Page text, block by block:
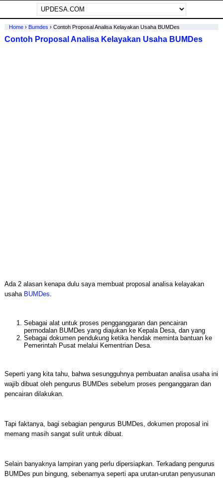
Home› Bumdes › Contoh Proposal Analisa Kelayakan Usaha BUMDes
Contoh Proposal Analisa Kelayakan Usaha BUMDes
Ada 2 alasan kenapa dulu saya membuat proposal analisa kelayakan
usaha BUMDes.
Sebagai alat untuk proses pengganggaran dan pencairan
permodalan BUMDes yang diajukan ke Kepala Desa, dan yang
Sebagai dokumen pendukung ketika hendak meminta bantuan ke
Pemerintah Pusat melalui Kementrian Desa.
Seperti yang kita tahu, bahwa sesungguhnya pembuatan analisa usaha ini
wajib dibuat oleh pengurus BUMDes sebelum proses penganggaran dan
pencairan dilakukan.
Tapi faktanya, bagi sebagian pengurus BUMDes, dokumen proposal ini
memang masih sangat sulit untuk dibuat.
Selain banyaknya lampiran yang perlu dipersiapkan. Terkadang pengurus
BUMDes pun bingung, sebenarnya seperti apa urutan-urutan penyusunan